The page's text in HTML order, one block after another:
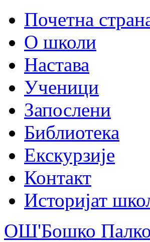
Почетна
О школи
Настава
Ученици
Запослени
Библиотека
Екскурзије
Контакт
Историјат
ОШ'Бошко